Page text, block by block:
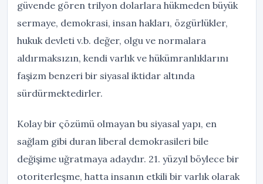
güvende gören trilyon dolarlara hükmeden büyük
sermaye, demokrasi, insan hakları, özgürlükler,
hukuk devleti v.b. değer, olgu ve normalara
aldırmaksızın, kendi varlık ve hükümranlıklarını
faşizm benzeri bir siyasal iktidar altında
sürdürmektedirler.
Kolay bir çözümü olmayan bu siyasal yapı, en
sağlam gibi duran liberal demokrasileri bile
değişime uğratmaya adaydır. 21. yüzyıl böylece bir
otoriterleşme, hatta insanın etkili bir varlık olarak